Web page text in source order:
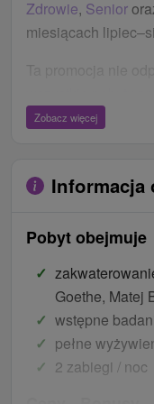
Zdrowie, Senior
miesiącach
Zobacz więcej
Informacja
Pobyt obejmuje
Goethe, Matej
wstępne
pełne
2 zabiegi / noc